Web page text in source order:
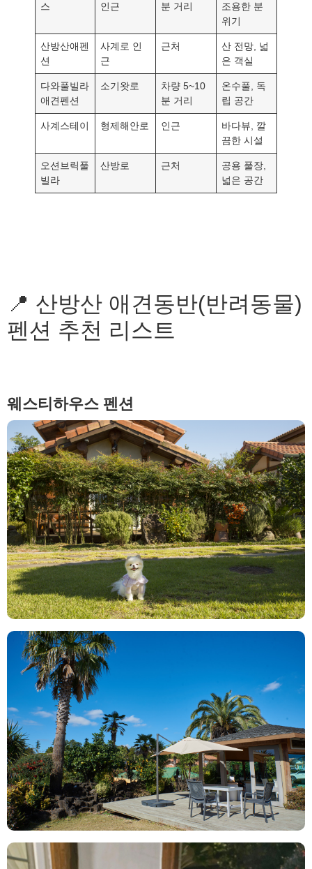
스
인근
분 거리
조용한 분
위기
산방산애펜
션
사계로 인
근
근처
산 전망, 넓
은 객실
다와풀빌라
애견펜션
소기왓로
차량 5~10
분 거리
온수풀, 독
립 공간
사계스테이 형제해안로 인근
바다뷰, 깔
끔한 시설
오션브릭풀
빌라
산방로 근처
공용 풀장,
넓은 공간
📍 산방산 애견동반(반려동물)
펜션 추천 리스트
웨스티하우스 펜션